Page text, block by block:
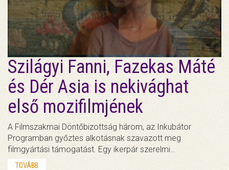
Szilágyi Fanni, Fazekas Máté
és Dér Asia is nekivághat
első mozifilmjének
A Filmszakmai Döntőbizottság három, az Inkubátor
Programban győztes alkotásnak szavazott meg
filmgyártási támogatást. Egy ikerpár szerelmi…
TOVÁBB